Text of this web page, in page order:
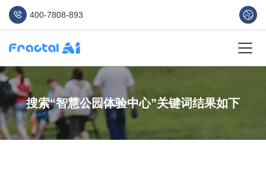
400-7808-893
搜索“智慧公园体验中心”关键词结果如下